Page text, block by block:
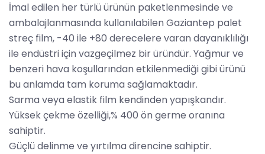
İmal edilen her türlü ürünün paketlenmesinde ve
ambalajlanmasında kullanılabilen Gaziantep palet
streç film, -40 ile +80 derecelere varan dayanıklılığı
ile endüstri için vazgeçilmez bir üründür. Yağmur ve
benzeri hava koşullarından etkilenmediği gibi ürünü
bu anlamda tam koruma sağlamaktadır.
Sarma veya elastik film kendinden yapışkandır.
Yüksek çekme özelliği,% 400 ön germe oranına
sahiptir.
Güçlü delinme ve yırtılma direncine sahiptir.